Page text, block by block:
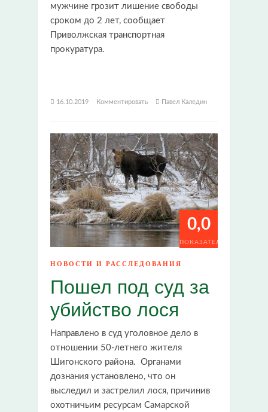
мужчине грозит лишение свободы
сроком до 2 лет, сообщает
Приволжская транспортная
прокуратура.
16.10.2019 Комментировать Павел Каледин
0,0
ПОКАЗАТЕЛИ
НОВОСТИ И РАССЛЕДОВАНИЯ
Пошел под суд за
убийство лося
Направлено в суд уголовное дело в
отношении 50-летнего жителя
Шигонского района. Органами
дознания установлено, что он
выследил и застрелил лося, причинив
охотничьим ресурсам Самарской